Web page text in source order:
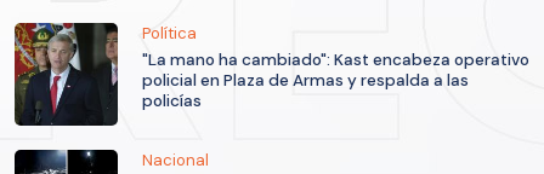
Política
"La mano ha cambiado": Kast encabeza operativo
policial en Plaza de Armas y respalda a las
policías
Nacional